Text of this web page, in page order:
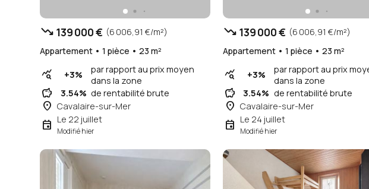
trending_down 139 000 € (6 006,91 €/m²)
Appartement • 1 pièce • 23 m²
query_stats +3%
par rapport au prix moyen
dans la zone
savings 3.54% de rentabilité brute
place Cavalaire-sur-Mer
event Le 22 juillet
Modifié hier
trending_down 139 000 € (6 006,91 €/m²)
Appartement • 1 pièce • 23 m²
query_stats +3%
par rapport au prix
dans la zone
savings 3.54% de rentabilité brute
place Cavalaire-sur-Mer
event Le 24 juillet
Modifié hier